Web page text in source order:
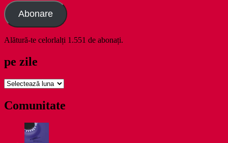
Abonare
Alătură-te celorlalți 1.551 de abonați.
pe zile
pe
Comunitate